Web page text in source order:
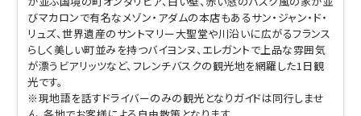
びマカロンで有名なメゾン・アダムの本店もあるサン・ジャン・ド・
リュズ、世界遺産のサントマリー大聖堂や川沿いに広がるフランス
らしく美しい町並みを持つバイヨンヌ、エレガントで上品な雰囲気
が漂うビアリッツなど、フレンチバスクの観光地を網羅した1日観
光です。
※現地語を話すドライバーのみの観光となりガイドは同行しませ